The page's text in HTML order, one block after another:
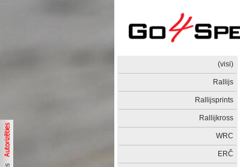
(visi)
Rallijs
Rallijsprints
Rallijkross
WRC
ERČ